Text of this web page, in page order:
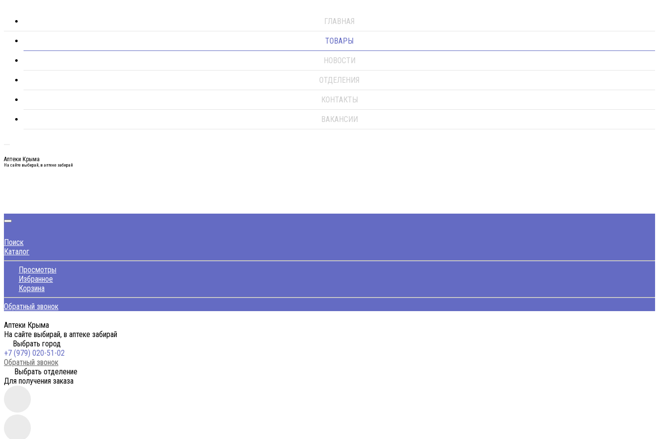
ГЛАВНАЯ
ТОВАРЫ
НОВОСТИ
ОТДЕЛЕНИЯ
КОНТАКТЫ
ВАКАНСИИ
Аптеки Крыма
На сайте выбирай, в аптеке забирай
Поиск
Каталог
Просмотры
Избранное
Корзина
Обратный звонок
Аптеки Крыма
На сайте выбирай, в аптеке забирай
Выбрать город
+7 (979) 020-51-02
Обратный звонок
Выбрать отделение
Для получения заказа